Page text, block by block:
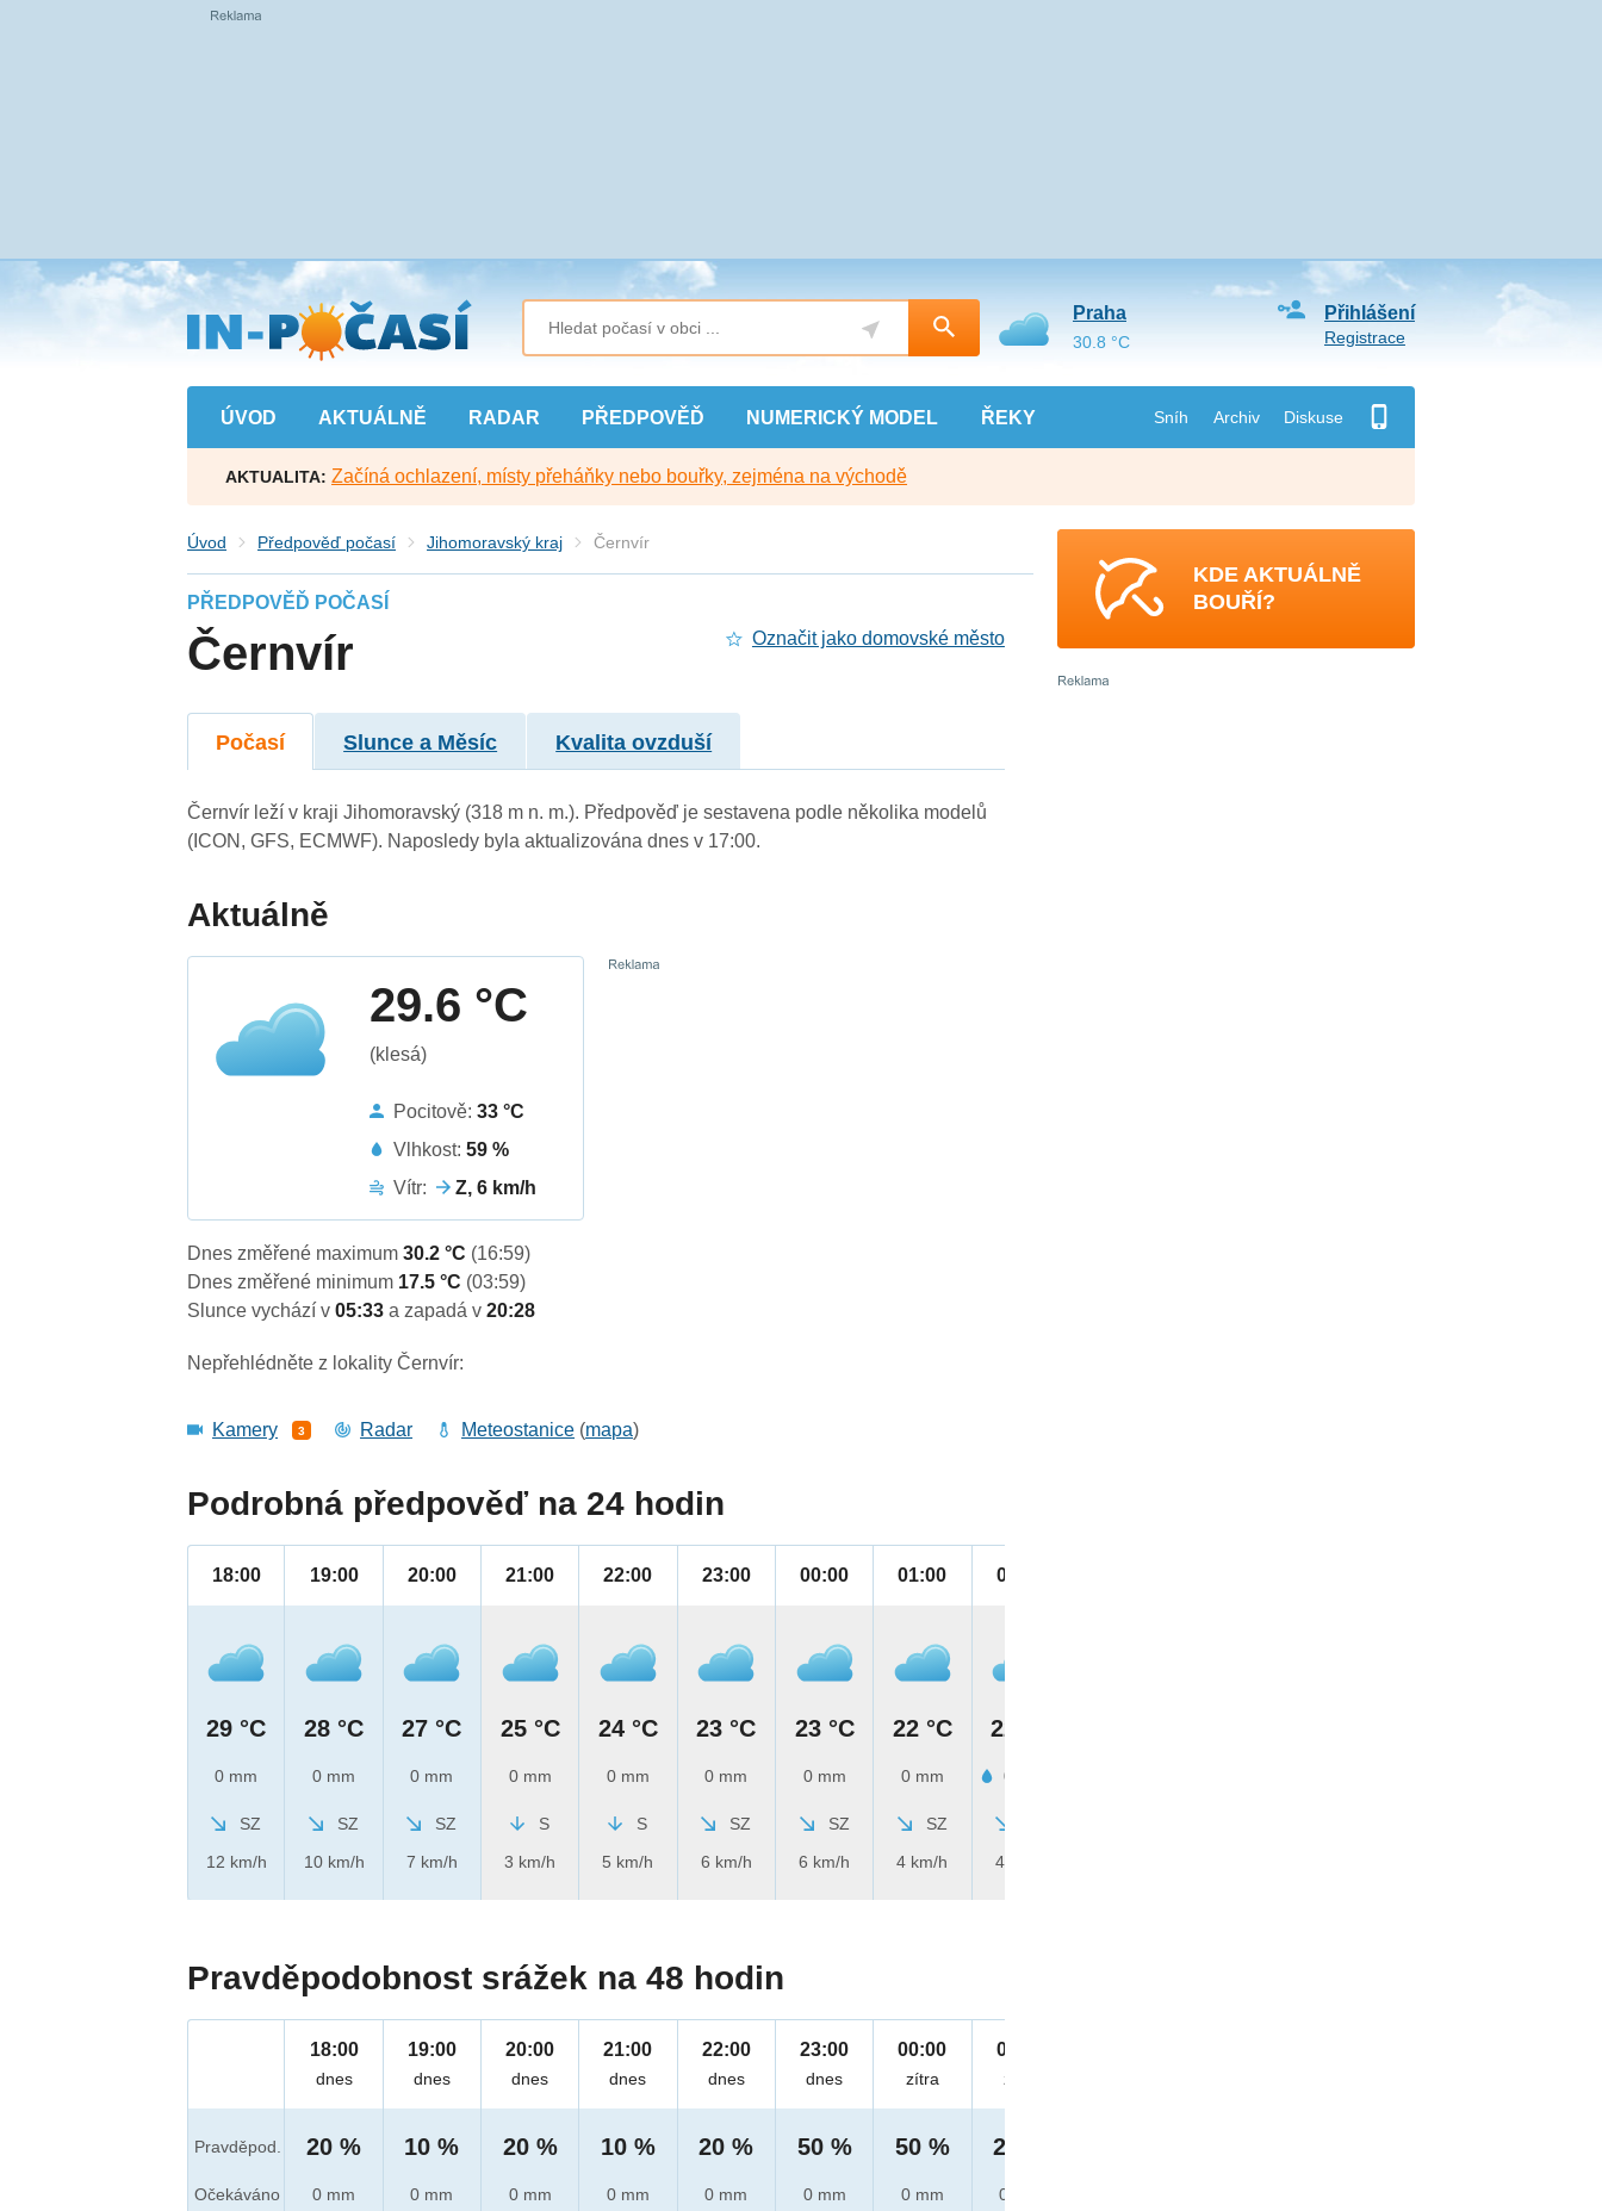
Přejít
na
hlavní
obsah
ÚVOD AKTUÁLNĚ RADAR PŘEDPOVĚĎ NUMERICKÝ MODEL ŘEKY Sníh Archiv Diskuse
Přihlášení
Registrace
Praha
30.8 °C
AKTUALITA: Začíná ochlazení, místy přeháňky nebo bouřky, zejména na východě
Úvod Předpověď počasí Jihomoravský kraj Černvír
PŘEDPOVĚĎ POČASÍ
Černvír Označit jako domovské město
Počasí Slunce a Měsíc Kvalita ovzduší
Černvír leží v kraji Jihomoravský (318 m n. m.). Předpověď je sestavena podle několika modelů
(ICON, GFS, ECMWF). Naposledy byla aktualizována dnes v 17:00.
Aktuálně
29.6 °C
(klesá)
Pocitově:33 °C
Vlhkost:59 %
Vítr:
Z, 6 km/h
Dnes změřené maximum30.2 °C (16:59)
Dnes změřené minimum 17.5 °C (03:59)
Slunce vychází v05:33a zapadá v20:28
Nepřehlédněte z lokality Černvír:
Kamery 3 Radar Meteostanice (mapa)
Podrobná předpověď na 24 hodin
18:00
29 °C
0 mm
SZ
12 km/h
19:00
28 °C
0 mm
SZ
10 km/h
20:00
27 °C
0 mm
SZ
7 km/h
21:00
25 °C
0 mm
S
3 km/h
22:00
24 °C
0 mm
S
5 km/h
23:00
23 °C
0 mm
SZ
6 km/h
00:00
23 °C
0 mm
SZ
6 km/h
01:00
22 °C
0 mm
SZ
4 km/h
02:00
22 °C
0.1 mm
4 km/h
Pravděpodobnost srážek na 48 hodin
Pravděpod.
Očekáváno
18:00
dnes
20 %
0 mm
19:00
dnes
10 %
0 mm
20:00
dnes
20 %
0 mm
21:00
dnes
10 %
0 mm
22:00
dnes
20 %
0 mm
23:00
dnes
50 %
0 mm
00:00
zítra
50 %
0 mm
01:00
zítra
20 %
0 mm
KDE AKTUÁLNĚ
BOUŘÍ?